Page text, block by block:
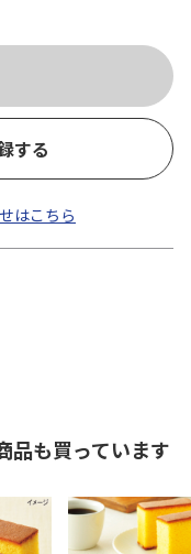
する
はこちら
品も買っています